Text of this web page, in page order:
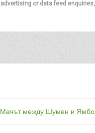
Мачът между Шумен и